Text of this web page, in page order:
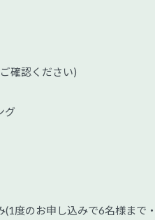
確認ください)
グ
(1度のお申し込みで6名様まで